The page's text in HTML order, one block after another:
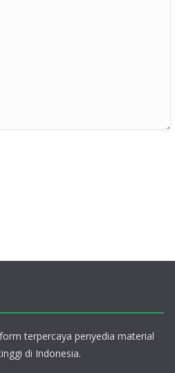
terpercaya penyedia material
di Indonesia.